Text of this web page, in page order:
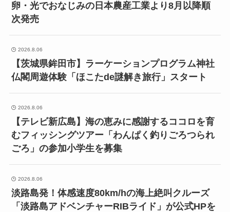
卵・光でおなじみの日本農産工業より8月以降順
次発売
2026.8.06
【茨城県鉾田市】ラーケーションプログラム神社
仏閣周遊体験「ほこたde謎解き旅行」スタート
2026.8.06
【テレビ新広島】海の恵みに感謝するココロを育
むフィッシングツアー「わんぱく釣りごろつられ
ごろ」の参加小学生を募集
2026.8.06
淡路島発！体感速度80km/hの海上絶叫クルーズ
「淡路島アドベンチャーRIBライド」が公式HPを